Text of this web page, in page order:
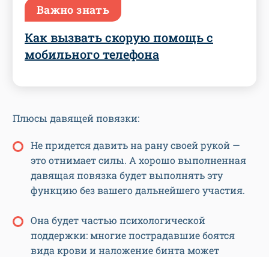
Важно знать
Как вызвать скорую помощь с
мобильного телефона
Плюсы давящей повязки:
Не придется давить на рану своей рукой —
это отнимает силы. А хорошо выполненная
давящая повязка будет выполнять эту
функцию без вашего дальнейшего участия.
Она будет частью психологической
поддержки: многие пострадавшие боятся
вида крови и наложение бинта может